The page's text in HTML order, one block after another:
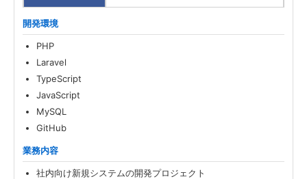
開発環境
PHP
Laravel
TypeScript
JavaScript
MySQL
GitHub
業務内容
社内向け新規システムの開発プロジェクト